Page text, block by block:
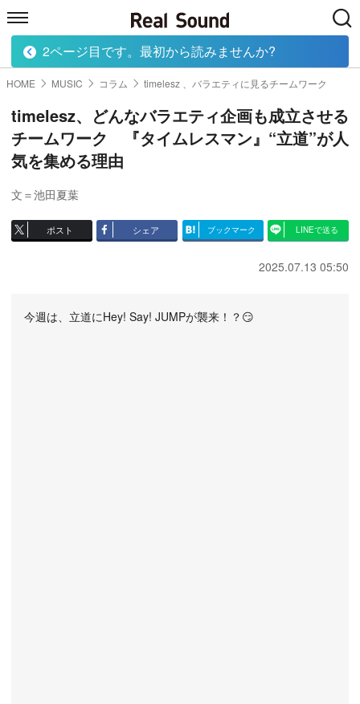
HOME MUSIC MOVIE TECH
HOME MUSIC コラム timelesz 、バラエティに見るチームワーク
timelesz、どんなバラエティ企画も成立させる
チームワーク 『タイムレスマン』“立道”が人
気を集める理由
文＝池田夏葉
ポスト シェア ブックマーク LINEで送る
2025.07.13 05:50
今週は、立道にHey! Say! JUMPが襲来！？😏
2ページ目です。最初から読みませんか?